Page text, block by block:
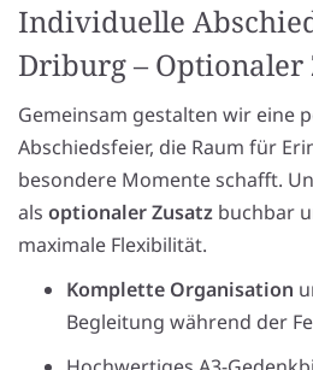
Individuelle
Driburg – Optionaler
Gemeinsam gestalten wir eine
Abschiedsfeier, die Raum für
besondere Momente schafft.
als optionaler Zusatz buchbar
maximale Flexibilität.
Komplette Organisation
Begleitung während der